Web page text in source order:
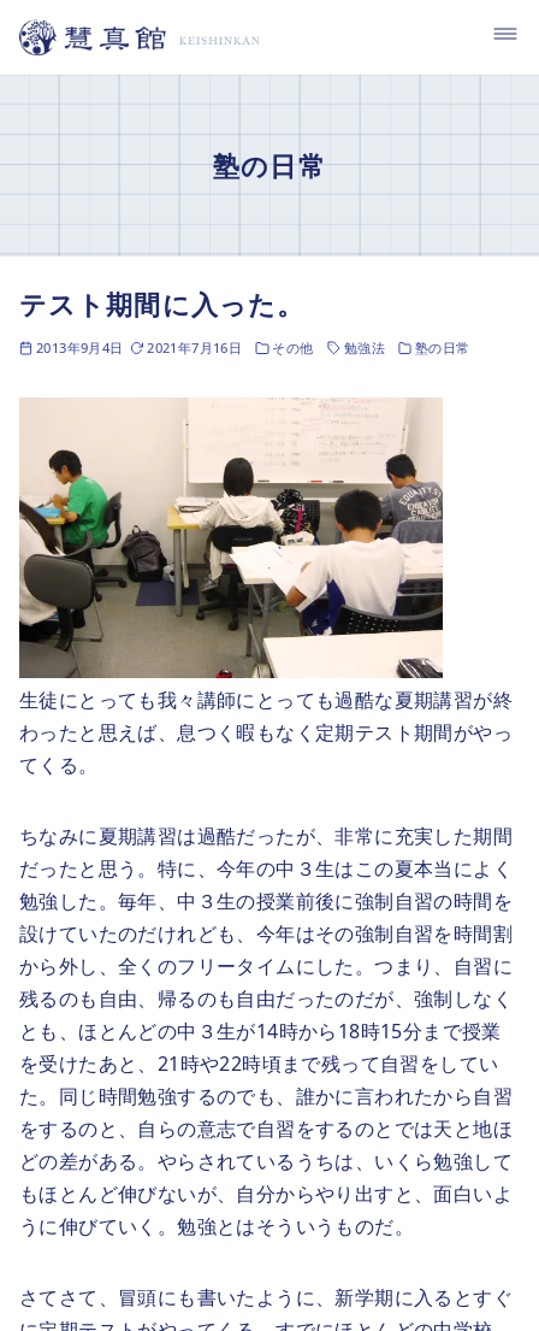
テ
塾の日常
テスト期間に入った。
2013年9月4日 2021年7月16日 その他 勉強法 塾の日常
生徒にとっても我々講師にとっても過酷な夏期講習が終
わったと思えば、息つく暇もなく定期テスト期間がやっ
てくる。
ちなみに夏期講習は過酷だったが、非常に充実した期間
だったと思う。特に、今年の中３生はこの夏本当によく
勉強した。毎年、中３生の授業前後に強制自習の時間を
設けていたのだけれども、今年はその強制自習を時間割
から外し、全くのフリータイムにした。つまり、自習に
残るのも自由、帰るのも自由だったのだが、強制しなく
とも、ほとんどの中３生が14時から18時15分まで授業
を受けたあと、21時や22時頃まで残って自習をしてい
た。同じ時間勉強するのでも、誰かに言われたから自習
をするのと、自らの意志で自習をするのとでは天と地ほ
どの差がある。やらされているうちは、いくら勉強して
もほとんど伸びないが、自分からやり出すと、面白いよ
うに伸びていく。勉強とはそういうものだ。
さてさて、冒頭にも書いたように、新学期に入るとすぐ